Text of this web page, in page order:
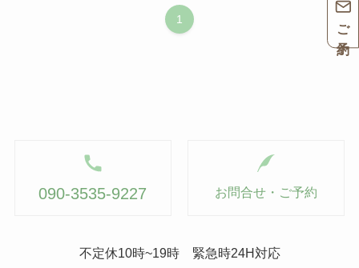
1 ご予約
090-3535-9227 お問合せ・ご予約
不定休10時~19時 緊急時24H対応